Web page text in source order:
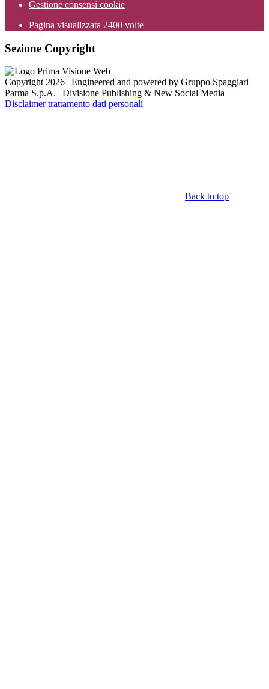
Gestione consensi cookie
Pagina visualizzata 2400 volte
Sezione Copyright
Copyright 2026 | Engineered and powered by Gruppo Spaggiari
Parma S.p.A. | Divisione Publishing & New Social Media
Disclaimer trattamento dati personali
Back to top